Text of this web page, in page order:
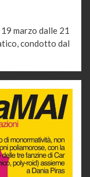
marzo dalle 21
condotto dal